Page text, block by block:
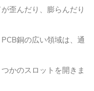
歪んだり、膨らんだり
銅の広い領域は、通
かのスロットを開きま